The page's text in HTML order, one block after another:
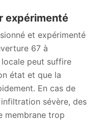
expérimenté
et expérimenté
67 à
peut suffire
état et que la
En cas de
sévère, des
membrane trop